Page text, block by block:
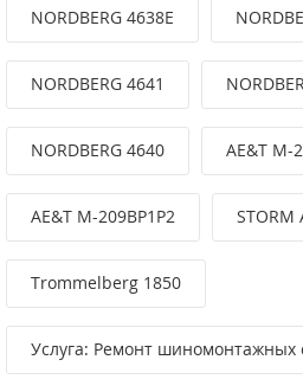
NORDBERG 4638E
NORDBERG 4641
NORDBERG 4640 AE&T M-
AE&T M-209BP1P2 STORM
Trommelberg 1850
Услуга: Ремонт шиномонтажных